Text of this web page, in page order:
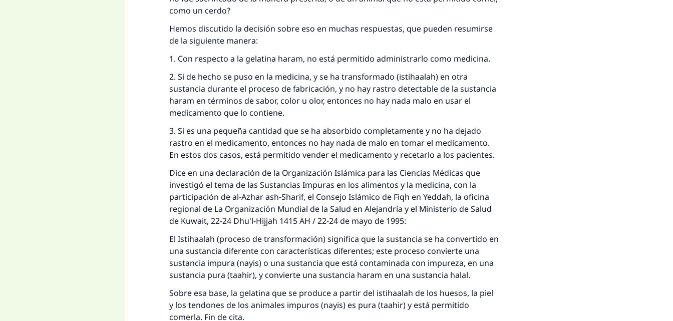
como un cerdo?
Hemos discutido la decisión sobre eso en muchas respuestas, que pueden resumirse
de la siguiente manera:
1. Con respecto a la gelatina haram, no está permitido administrarlo como medicina.
2. Si de hecho se puso en la medicina, y se ha transformado (istihaalah) en otra
sustancia durante el proceso de fabricación, y no hay rastro detectable de la sustancia
haram en términos de sabor, color u olor, entonces no hay nada malo en usar el
medicamento que lo contiene.
3. Si es una pequeña cantidad que se ha absorbido completamente y no ha dejado
rastro en el medicamento, entonces no hay nada de malo en tomar el medicamento.
En estos dos casos, está permitido vender el medicamento y recetarlo a los pacientes.
Dice en una declaración de la Organización Islámica para las Ciencias Médicas que
investigó el tema de las Sustancias Impuras en los alimentos y la medicina, con la
participación de al-Azhar ash-Sharif, el Consejo Islámico de Fiqh en Yeddah, la oficina
regional de La Organización Mundial de la Salud en Alejandría y el Ministerio de Salud
de Kuwait, 22-24 Dhu'l-Hijjah 1415 AH / 22-24 de mayo de 1995:
El Istihaalah (proceso de transformación) significa que la sustancia se ha convertido en
una sustancia diferente con características diferentes; este proceso convierte una
sustancia impura (nayis) o una sustancia que está contaminada con impureza, en una
sustancia pura (taahir), y convierte una sustancia haram en una sustancia halal.
Sobre esa base, la gelatina que se produce a partir del istihaalah de los huesos, la piel
y los tendones de los animales impuros (nayis) es pura (taahir) y está permitido
comerla. Fin de cita.